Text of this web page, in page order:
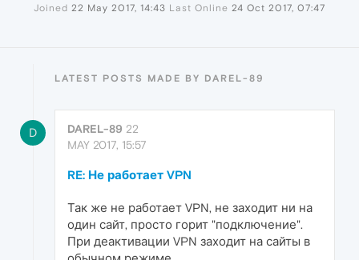
Joined 22 May 2017, 14:43 Last Online 24 Oct 2017, 07:47
LATEST POSTS MADE BY DAREL-89
D DAREL-89 22
MAY 2017, 15:57
RE: Не работает VPN
Так же не работает VPN, не заходит ни на
один сайт, просто горит "подключение".
При деактивации VPN заходит на сайты в